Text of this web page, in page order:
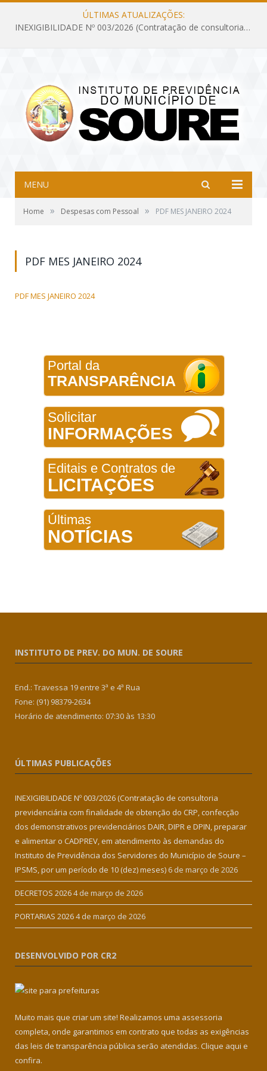
ÚLTIMAS ATUALIZAÇÕES:
INEXIGIBILIDADE Nº 003/2026 (Contratação de consultoria previdenciária com finalidade de obtenção do CRP, confecção dos demonstrativos previdenciários DAIR, DIPR e DPIN, preparar e alimentar o CADPREV, em atendimento às demandas do Instituto de Previdência dos Servidores do Município de Soure – IPSMS, por um período de 10 (dez) meses)
MENU
Home » Despesas com Pessoal » PDF MES JANEIRO 2024
PDF MES JANEIRO 2024
PDF MES JANEIRO 2024
Portal da
TRANSPARÊNCIA
Solicitar
INFORMAÇÕES
Editais e Contratos de
LICITAÇÕES
Últimas
NOTÍCIAS
INSTITUTO DE PREV. DO MUN. DE SOURE
End.: Travessa 19 entre 3ª e 4ª Rua
Fone: (91) 98379-2634
Horário de atendimento: 07:30 às 13:30
ÚLTIMAS PUBLICAÇÕES
INEXIGIBILIDADE Nº 003/2026 (Contratação de consultoria
previdenciária com finalidade de obtenção do CRP, confecção
dos demonstrativos previdenciários DAIR, DIPR e DPIN, preparar
e alimentar o CADPREV, em atendimento às demandas do
Instituto de Previdência dos Servidores do Município de Soure –
IPSMS, por um período de 10 (dez) meses) 6 de março de 2026
DECRETOS 20264 de março de 2026
PORTARIAS 20264 de março de 2026
DESENVOLVIDO POR CR2
Muito mais que criar um site! Realizamos uma assessoria
completa, onde garantimos em contrato que todas as exigências
das leis de transparência pública serão atendidas. Clique aqui e
confira.